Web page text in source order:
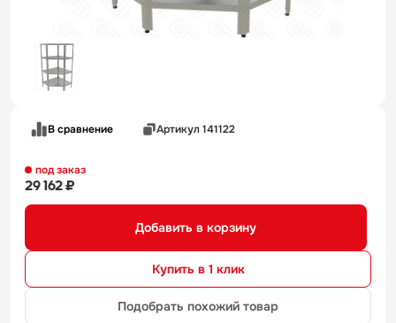
В сравнение Артикул 141122
под заказ
29 162 ₽
Добавить в корзину
Купить в 1 клик
Подобрать похожий товар